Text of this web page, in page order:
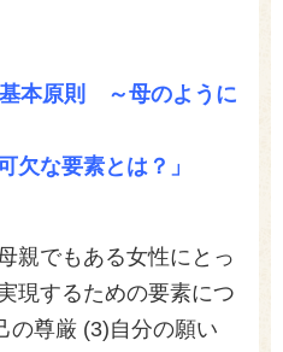
本原則 ～母のように
欠な要素とは？」
親でもある女性にとっ
現するための要素につ
の尊厳 (3)自分の願い